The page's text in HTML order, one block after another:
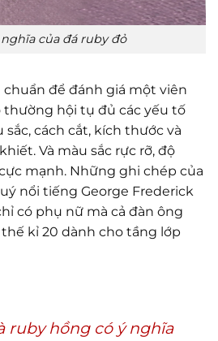
của đá ruby đỏ
để đánh giá một viên
thường hội tụ đủ các yếu tố
cách cắt, kích thước và
Và màu sắc rực rỡ, độ
mạnh. Những ghi chép của
nổi tiếng George Frederick
có phụ nữ mà cả đàn ông
kỉ 20 dành cho tầng lớp
ruby hồng có ý nghĩa